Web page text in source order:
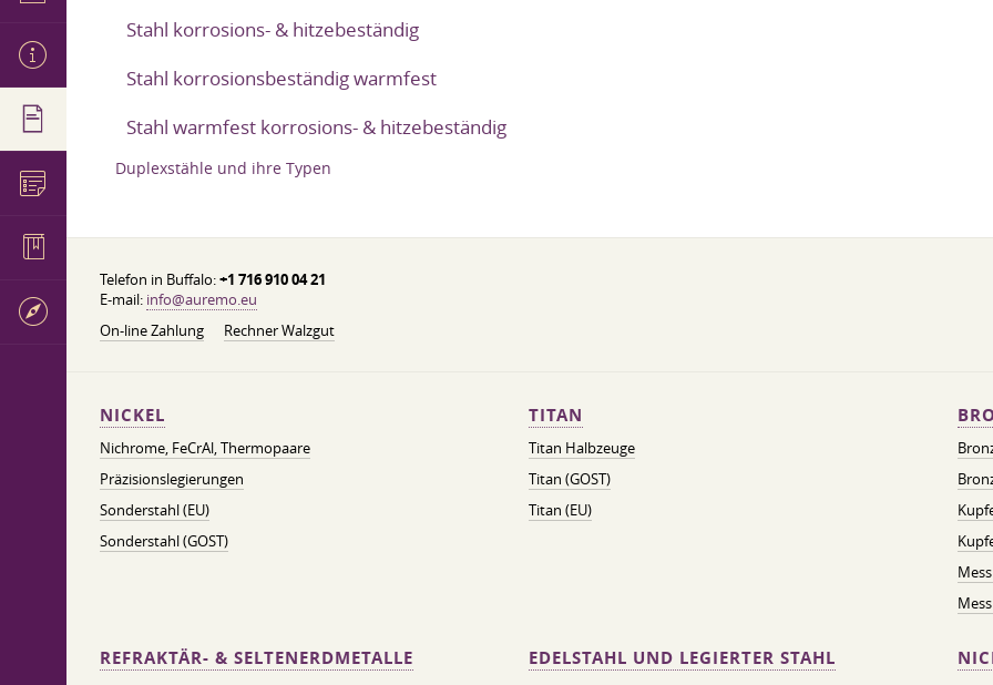
Stahl korrosions- & hitzebeständig
Stahl korrosionsbeständig warmfest
Stahl warmfest​ korrosions- & hitzebeständig
Duplexstähle und ihre Typen
Telefon in Buffalo:+1 716 910 04 21
E-mail: info@auremo.eu
On-line Zahlung
Rechner Walzgut
NICKEL
Nichrome, FeСrAl, ​​Thermopaare
Präzisionslegierungen
Sonderstahl (EU)
Sonderstahl (GOST)
TITAN
Titan Halbzeuge
Titan (GOST)
Titan (EU)
REFRAKTÄR- & SELTENERDMETALLE EDELSTAHL UND LEGIERTER STAHL